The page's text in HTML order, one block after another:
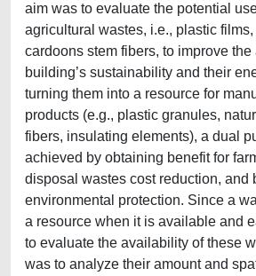
aim was to evaluate the potential
agricultural wastes, i.e., plastic
cardoons stem fibers, to improve
building’s sustainability and their
turning them into a resource for
products (e.g., plastic granules,
fibers, insulating elements), a dual
achieved by obtaining benefit for
disposal wastes cost reduction, and
environmental protection. Since a
a resource when it is available and
to evaluate the availability of these
was to analyze their amount and